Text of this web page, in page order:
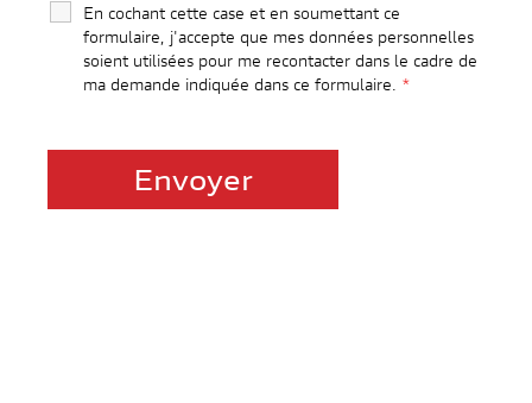
En cochant cette case et en soumettant ce
formulaire, j'accepte que mes données personnelles
soient utilisées pour me recontacter dans le cadre de
ma demande indiquée dans ce formulaire. *